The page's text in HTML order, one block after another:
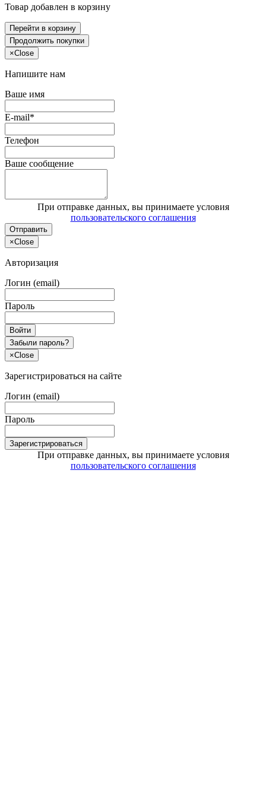
Товар добавлен в корзину
Перейти в корзину
Продолжить покупки
×Close
Напишите нам
Ваше имя
E-mail*
Телефон
Ваше сообщение
При отправке данных, вы принимаете условия
пользовательского соглашения
Отправить
×Close
Авторизация
Логин (email)
Пароль
Войти
Забыли пароль?
×Close
Зарегистрироваться на сайте
Логин (email)
Пароль
Зарегистрироваться
При отправке данных, вы принимаете условия
пользовательского соглашения